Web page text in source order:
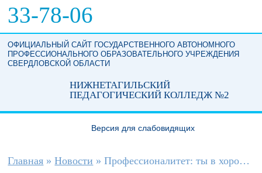
33-78-06
ОФИЦИАЛЬНЫЙ САЙТ ГОСУДАРСТВЕННОГО АВТОНОМНОГО
ПРОФЕССИОНАЛЬНОГО ОБРАЗОВАТЕЛЬНОГО УЧРЕЖДЕНИЯ
СВЕРДЛОВСКОЙ ОБЛАСТИ
НИЖНЕТАГИЛЬСКИЙ
ПЕДАГОГИЧЕСКИЙ КОЛЛЕДЖ №2
Версия для слабовидящих
Вы здесь
Главная » Новости » Профессионалитет: ты в хорошей компании!